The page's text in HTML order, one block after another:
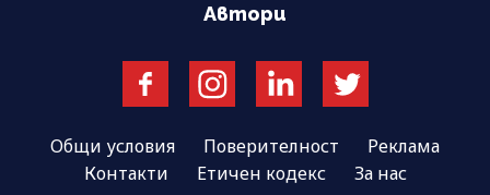
Автори
Общи условия Поверителност
Реклама
Контакти
Етичен кодекс За нас